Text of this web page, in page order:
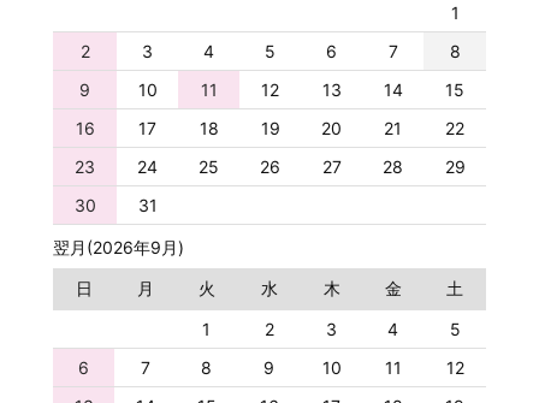
1
2
3 4 5 6 7
8
9
10 11 12 13 14
15
16
17 18 19 20 21
22
23
24 25 26 27 28
29
30
31
翌月(2026年9月)
日
月 火 水 木 金
土
1
2 3 4
5
6
7 8 9 10 11
12